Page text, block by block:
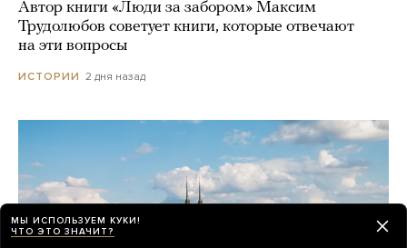
Автор книги «Люди за забором» Максим
Трудолюбов советует книги, которые отвечают
на эти вопросы
ИСТОРИИ 2 дня назад
МЫ ИСПОЛЬЗУЕМ КУКИ!
ЧТО ЭТО ЗНАЧИТ?